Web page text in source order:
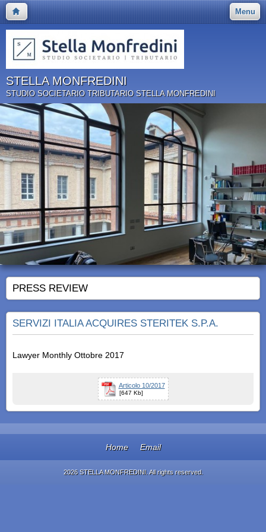
Menu
STELLA MONFREDINI
STUDIO SOCIETARIO TRIBUTARIO STELLA MONFREDINI
PRESS REVIEW
SERVIZI ITALIA ACQUIRES STERITEK S.P.A.
Lawyer Monthly Ottobre 2017
Articolo 10/2017
[647 Kb]
Home Email
2026 STELLA MONFREDINI. All rights reserved.